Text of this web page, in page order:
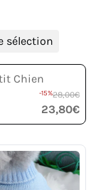
sélection
Chien
-15%28,00€
23,80€